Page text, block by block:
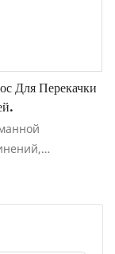
Для Перекачки